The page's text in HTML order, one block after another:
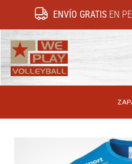
ENVÍO GRATISEN